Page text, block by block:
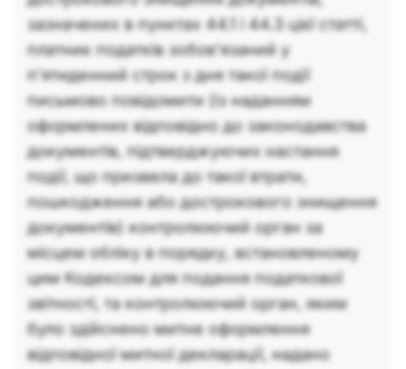
зазначених в пунктах 44.1 і 44.3 цієї статті,
платник податків зобов'язаний у
п'ятиденний строк з дня такої події
письмово повідомити (із наданням
оформлених відповідно до законодавства
документів, підтверджуючих настання
події, що призвела до такої втрати,
пошкодження або дострокового знищення
документів) контролюючий орган за
місцем обліку в порядку, встановленому
цим Кодексом для подання податкової
звітності, та контролюючий орган, яким
було здійснено митне оформлення
відповідної митної декларації, надано